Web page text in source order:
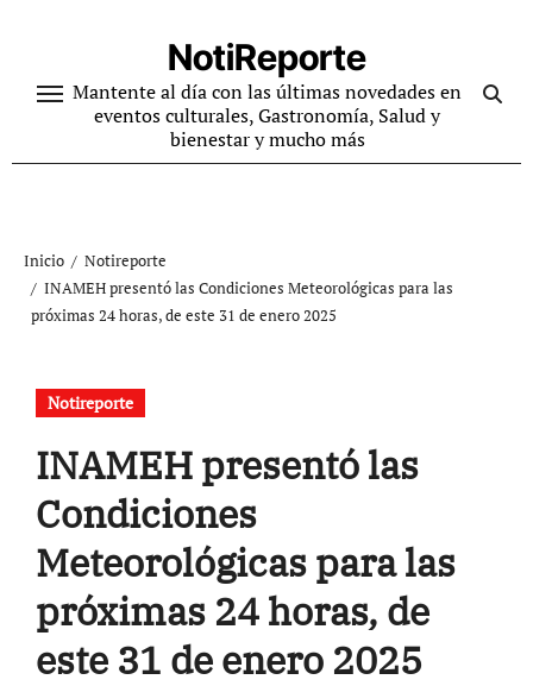
contenido
NotiReporte
Mantente al día con las últimas novedades en
eventos culturales, Gastronomía, Salud y
bienestar y mucho más
Inicio
Notireporte
INAMEH presentó las Condiciones Meteorológicas para las
próximas 24 horas, de este 31 de enero 2025
Notireporte
INAMEH presentó las
Condiciones
Meteorológicas para las
próximas 24 horas, de
este 31 de enero 2025